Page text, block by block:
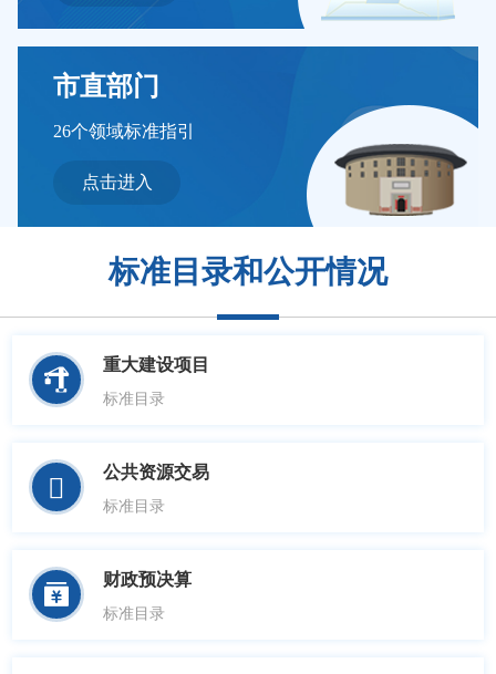
市直部门
26个领域标准指引
点击进入
标准目录和公开情况
重大建设项目
标准目录

公共资源交易
标准目录

财政预决算
标准目录
